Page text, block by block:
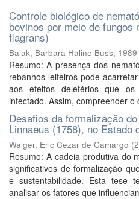
Controle biológico de
bovinos por meio de fungos
flagrans)
Baiak, Barbara Haline Buss, 1989-
Resumo: A presença dos
rebanhos leiteiros pode
aos efeitos deletérios que
infectado. Assim, compreender o
Desafios da formalização
Linnaeus (1758), no Estado
Walger, Eric Cezar de Camargo (
Resumo: A cadeia produtiva do
significativos de formalização
e sustentabilidade. Esta tese
analisar os fatores que